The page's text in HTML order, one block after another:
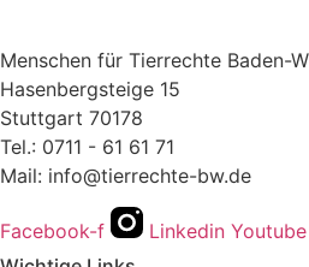
Menschen für Tierrechte Baden-
Hasenbergsteige 15
Stuttgart 70178
Tel.: 0711 - 61 61 71
Mail: info@tierrechte-bw.de
Facebook-f Linkedin Youtube